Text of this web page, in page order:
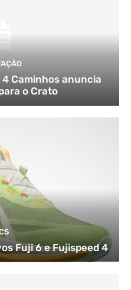
Caminhos anuncia
o Crato
Fuji 6 e Fujispeed 4